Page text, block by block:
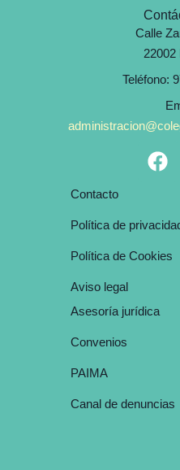
Calle
22002
Teléfono:
F
a
b
o
Contacto
Política de
Política de Cookies
Aviso legal
Asesoría jurídica
Convenios
PAIMA
Canal de denuncias